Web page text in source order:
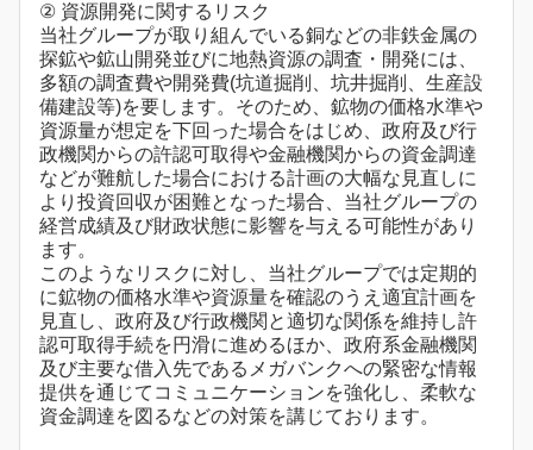
② 資源開発に関するリスク
当社グループが取り組んでいる銅などの非鉄金属の
探鉱や鉱山開発並びに地熱資源の調査・開発には、
多額の調査費や開発費(坑道掘削、坑井掘削、生産設
備建設等)を要します。そのため、鉱物の価格水準や
資源量が想定を下回った場合をはじめ、政府及び行
政機関からの許認可取得や金融機関からの資金調達
などが難航した場合における計画の大幅な見直しに
より投資回収が困難となった場合、当社グループの
経営成績及び財政状態に影響を与える可能性があり
ます。
このようなリスクに対し、当社グループでは定期的
に鉱物の価格水準や資源量を確認のうえ適宜計画を
見直し、政府及び行政機関と適切な関係を維持し許
認可取得手続を円滑に進めるほか、政府系金融機関
及び主要な借入先であるメガバンクへの緊密な情報
提供を通じてコミュニケーションを強化し、柔軟な
資金調達を図るなどの対策を講じております。